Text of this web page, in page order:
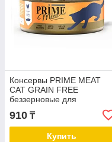
Консервы PRIME MEAT
CAT GRAIN FREE
беззерновые для
взрослых кошек с курицей
и лососем в желе (100 гр)
910 ₸
Купить